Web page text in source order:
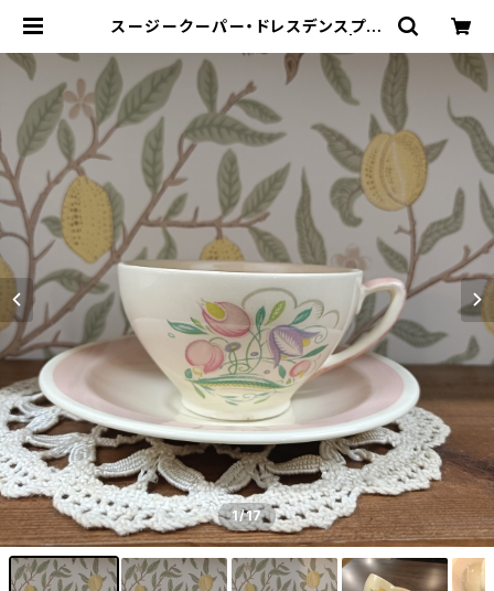
スージークーパー・ドレスデンスプレ
llery Miko-Nonno：スージークー
パー・サルグミンヌなど、アンティー
ク・ライフを提案！
1/17